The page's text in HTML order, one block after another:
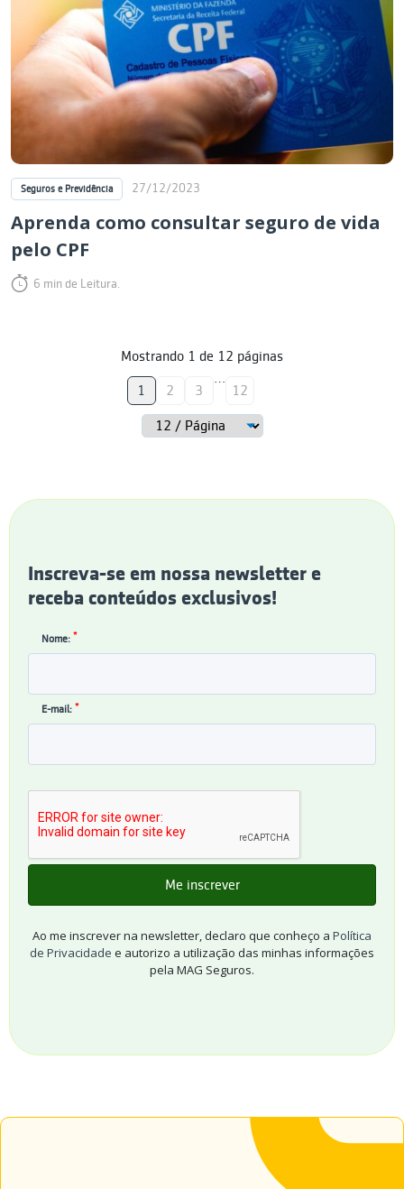
Seguros e Previdência 27/12/2023
Aprenda como consultar seguro de vida
pelo CPF
6 min de Leitura.
Mostrando 1 de 12 páginas
1 2 3
…
12
Inscreva-se em nossa newsletter e
receba conteúdos exclusivos!
Nome: *
E-mail: *
Ao me inscrever na newsletter, declaro que conheço a Política
de Privacidade e autorizo a utilização das minhas informações
pela MAG Seguros.